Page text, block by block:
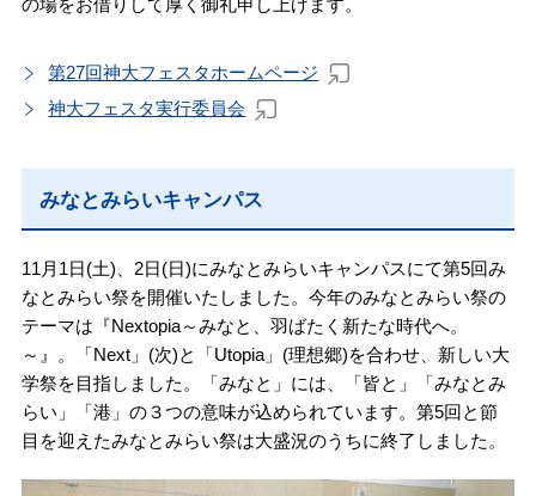
第27回神大フェスタホームページ
神大フェスタ実行委員会
みなとみらいキャンパス
11月1日(土)、2日(日)にみなとみらいキャンパスにて第5回み
なとみらい祭を開催いたしました。今年のみなとみらい祭の
テーマは『Nextopia～みなと、羽ばたく新たな時代へ。
～』。「Next」(次)と「Utopia」(理想郷)を合わせ、新しい大
学祭を目指しました。「みなと」には、「皆と」「みなとみ
らい」「港」の３つの意味が込められています。第5回と節
目を迎えたみなとみらい祭は大盛況のうちに終了しました。